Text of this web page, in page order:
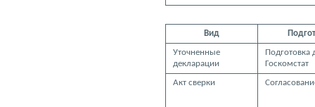
Вид
Уточненные
декларации
Подготовка
Госкомстат
Акт сверки